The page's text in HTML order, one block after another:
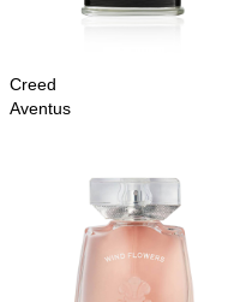
Creed
Aventus